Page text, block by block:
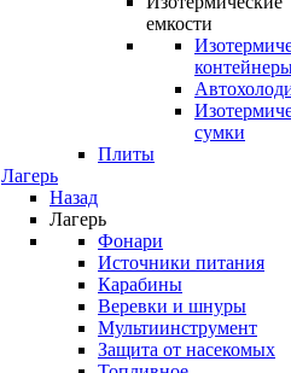
емкости
сумки
Плиты
Лагерь
Назад
Лагерь
Фонари
Источники питания
Карабины
Веревки и шнуры
Мультиинструмент
Защита от насекомых